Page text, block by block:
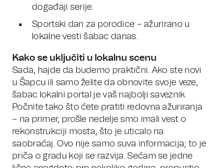
događaji serije.
Sportski dan za porodice – ažurirano u
lokalne vesti šabac danas.
Kako se uključiti u lokalnu scenu
Sada, hajde da budemo praktični. Ako ste novi
u Šapcu ili samo želite da obnovite svoje veze,
šabac lokalni portal je vaš najbolji saveznik.
Počnite tako što ćete pratiti redovna ažuriranja
– na primer, prošle nedelje smo imali vest o
rekonstrukciji mosta, što je uticalo na
saobraćaj. Ovo nije samo suva informacija; to je
priča o gradu koji se razvija. Sećam se jedne